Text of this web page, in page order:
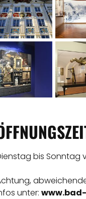
bis Sonntag
unter: